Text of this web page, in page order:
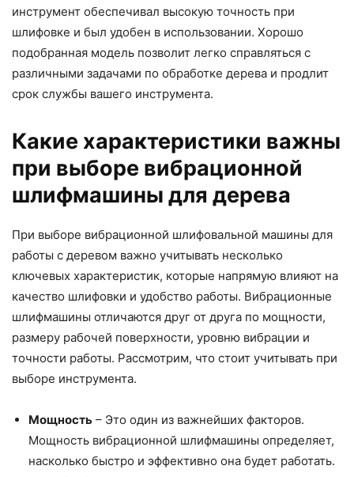
инструмент обеспечивал высокую точность при
шлифовке и был удобен в использовании. Хорошо
подобранная модель позволит легко справляться с
различными задачами по обработке дерева и продлит
срок службы вашего инструмента.
Какие характеристики важны
при выборе вибрационной
шлифмашины для дерева
При выборе вибрационной шлифовальной машины для
работы с деревом важно учитывать несколько
ключевых характеристик, которые напрямую влияют на
качество шлифовки и удобство работы. Вибрационные
шлифмашины отличаются друг от друга по мощности,
размеру рабочей поверхности, уровню вибрации и
точности работы. Рассмотрим, что стоит учитывать при
выборе инструмента.
Мощность – Это один из важнейших факторов.
Мощность вибрационной шлифмашины определяет,
насколько быстро и эффективно она будет работать.